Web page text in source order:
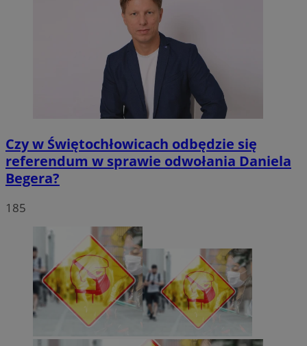
Czy w Świętochłowicach odbędzie się
referendum w sprawie odwołania Daniela
Begera?
185